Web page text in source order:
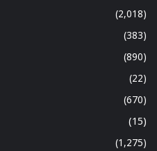
(2,018)
(383)
(890)
(22)
(670)
(15)
(1,275)